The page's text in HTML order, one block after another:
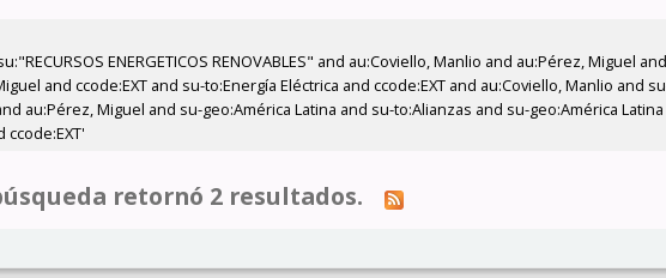
ENERGETICOS RENOVABLES" and au:Coviello, Manlio and au:Pérez, Miguel
and ccode:EXT and su-to:Energía Eléctrica and ccode:EXT and au:Coviello, Manlio and
au:Pérez, Miguel and su-geo:América Latina and su-to:Alianzas and su-geo:América
ccode:EXT'
retornó 2 resultados.